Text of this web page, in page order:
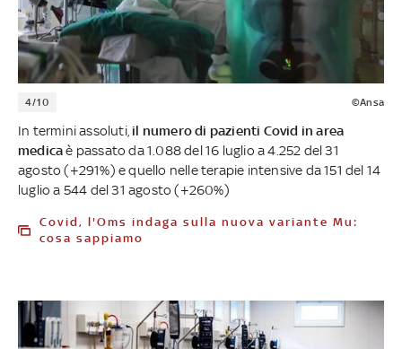
4/10 ©Ansa
In termini assoluti, il numero di pazienti Covid in area
medicaè passato da 1.088 del 16 luglio a 4.252 del 31
agosto (+291%) e quello nelle terapie intensive da 151 del 14
luglio a 544 del 31 agosto (+260%)
Covid, l'Oms indaga sulla nuova variante Mu:
cosa sappiamo